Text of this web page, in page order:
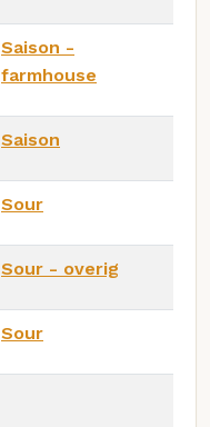
Saison -
farmhouse
Saison
Sour
Sour - overig
Sour